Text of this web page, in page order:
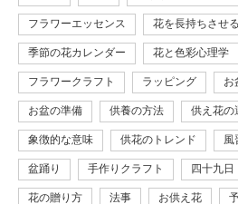
フラワーエッセンス 花を長持ちさせ
季節の花カレンダー 花と色彩心理学
フラワークラフト ラッピング お
お盆の準備 供養の方法 供え花の
象徴的な意味 供花のトレンド 風
盆踊り 手作りクラフト 四十九日
花の贈り方 法事 お供え花